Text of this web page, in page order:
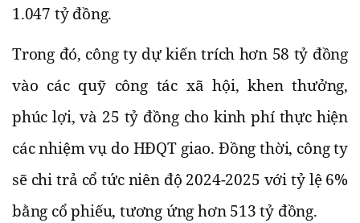
1.047 tỷ đồng.
Trong đó, công ty dự kiến trích hơn 58 tỷ đồng
vào các quỹ công tác xã hội, khen thưởng,
phúc lợi, và 25 tỷ đồng cho kinh phí thực hiện
các nhiệm vụ do HĐQT giao. Đồng thời, công ty
sẽ chi trả cổ tức niên độ 2024-2025 với tỷ lệ 6%
bằng cổ phiếu, tương ứng hơn 513 tỷ đồng.